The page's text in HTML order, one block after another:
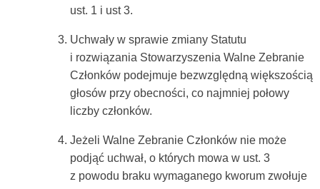
ust. 1 i ust 3.
Uchwały w sprawie zmiany Statutu
i rozwiązania Stowarzyszenia Walne Zebranie
Członków podejmuje bezwzględną większością
głosów przy obecności, co najmniej połowy
liczby członków.
Jeżeli Walne Zebranie Członków nie może
podjąć uchwał, o których mowa w ust. 3
z powodu braku wymaganego kworum zwołuje